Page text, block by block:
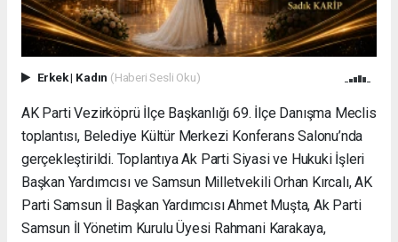
Erkek| Kadın (Haberi Sesli Oku)
AK Parti Vezirköprü İlçe Başkanlığı 69. İlçe Danışma Meclis
toplantısı, Belediye Kültür Merkezi Konferans Salonu’nda
gerçekleştirildi. Toplantıya Ak Parti Siyasi ve Hukuki İşleri
Başkan Yardımcısı ve Samsun Milletvekili Orhan Kırcalı, AK
Parti Samsun İl Başkan Yardımcısı Ahmet Muşta, Ak Parti
Samsun İl Yönetim Kurulu Üyesi Rahmani Karakaya,